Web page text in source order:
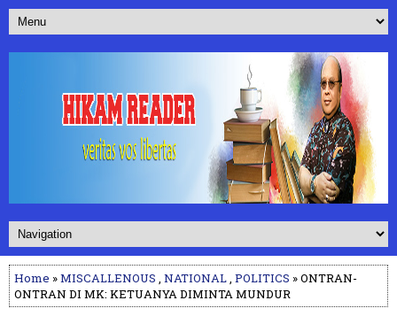
Home »MISCALLENOUS , NATIONAL, POLITICS » ONTRAN-
ONTRAN DI MK: KETUANYA DIMINTA MUNDUR